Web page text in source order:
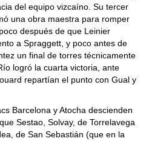
del equipo vizcaíno. Su tercer
una obra maestra para romper
después de que Leinier
a Spraggett, y poco antes de
un final de torres técnicamente
logró la cuarta victoria, ante
repartían el punto con Gual y
Barcelona y Atocha descienden
Sestao, Solvay, de Torrelavega
de San Sebastián (que en la